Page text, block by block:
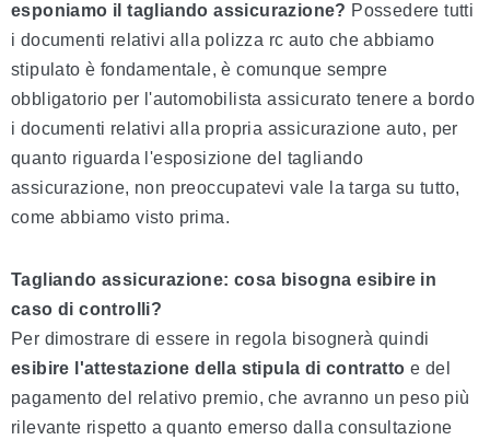
esponiamo il tagliando assicurazione? Possedere tutti
i documenti relativi alla polizza rc auto che abbiamo
stipulato è fondamentale, è comunque sempre
obbligatorio per l'automobilista assicurato tenere a bordo
i documenti relativi alla propria assicurazione auto, per
quanto riguarda l'esposizione del tagliando
assicurazione, non preoccupatevi vale la targa su tutto,
come abbiamo visto prima.
Tagliando assicurazione: cosa bisogna esibire in
caso di controlli?
Per dimostrare di essere in regola bisognerà quindi
esibire l'attestazione della stipula di contratto e del
pagamento del relativo premio, che avranno un peso più
rilevante rispetto a quanto emerso dalla consultazione